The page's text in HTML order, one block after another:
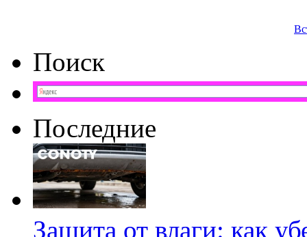
Поиск
Последние
Защита от влаги: как